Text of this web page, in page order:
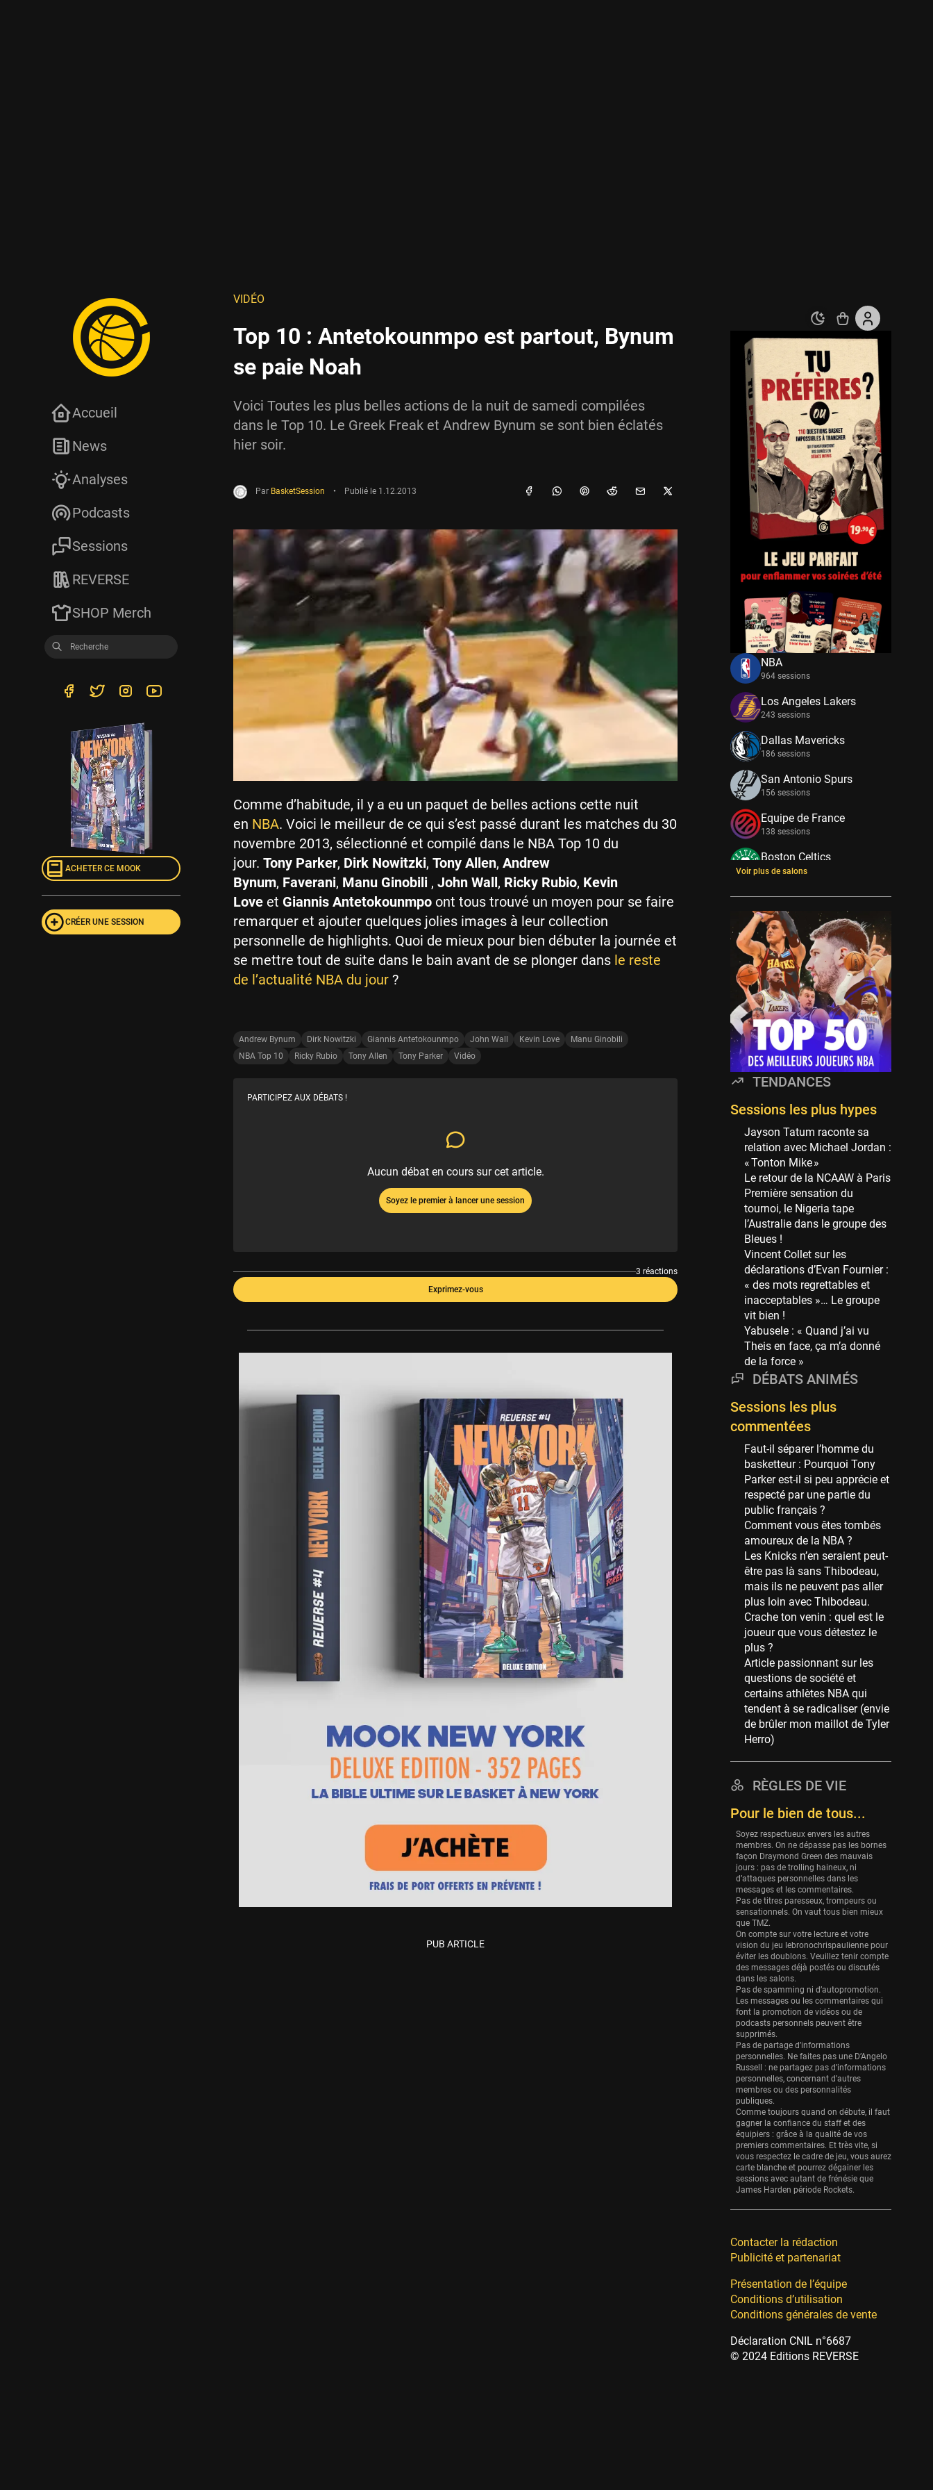
VIDÉO
Top 10 : Antetokounmpo est partout, Bynum
se paie Noah
Voici Toutes les plus belles actions de la nuit de samedi compilées
dans le Top 10. Le Greek Freak et Andrew Bynum se sont bien éclatés
hier soir.
Par BasketSession • Publié le 1.12.2013
Comme d’habitude, il y a eu un paquet de belles actions cette nuit
en NBA. Voici le meilleur de ce qui s’est passé durant les matches du 30
novembre 2013, sélectionné et compilé dans le NBA Top 10 du
jour. Tony Parker, Dirk Nowitzki, Tony Allen, Andrew
Bynum, Faverani, Manu Ginobili , John Wall, Ricky Rubio, Kevin
Love et Giannis Antetokounmpo ont tous trouvé un moyen pour se faire
remarquer et ajouter quelques jolies images à leur collection
personnelle de highlights. Quoi de mieux pour bien débuter la journée et
se mettre tout de suite dans le bain avant de se plonger dans le reste
de l’actualité NBA du jour ?
Andrew Bynum Dirk Nowitzki Giannis Antetokounmpo John Wall Kevin Love
Manu Ginobili
NBA Top 10
Ricky Rubio Tony Allen Tony Parker Vidéo
PARTICIPEZ AUX DÉBATS !
Aucun débat en cours sur cet article.
Soyez le premier à lancer une session
3 réactions
Exprimez-vous
PUB ARTICLE
Accueil
News
Analyses
Podcasts
Sessions
REVERSE
SHOP Merch
ACHETER CE MOOK
CRÉER UNE SESSION
NBA
964 sessions
Los Angeles Lakers
243 sessions
Dallas Mavericks
186 sessions
San Antonio Spurs
156 sessions
Equipe de France
138 sessions
Boston Celtics
133 sessions
New York Knicks
114 sessions
Minnesota Timberwolves
114 sessions
Golden State Warriors
113 sessions
Denver Nuggets
106 sessions
WNBA
97 sessions
Philadelphia Sixers
89 sessions
Milwaukee Bucks
82 sessions
Hoop Culture
73 sessions
Oklahoma City Thunder
69 sessions
Phoenix Suns
69 sessions
Miami Heat
63 sessions
Los Angeles Clippers
61 sessions
Indiana Pacers
53 sessions
New Orleans Pelicans
52 sessions
Atlanta Hawks
45 sessions
Chicago Bulls
41 sessions
Memphis Grizzlies
39 sessions
Cleveland Cavaliers
Orlando Magic
36 sessions
Euroleague
34 sessions
Charlotte Hornets
32 sessions
Washington Wizards
Portland Trail Blazers
27 sessions
Eurobasket
25 sessions
Detroit Pistons
25 sessions
Brooklyn Nets
24 sessions
Sacramento Kings
24 sessions
Utah Jazz
22 sessions
Toronto Raptors
18 sessions
REVERSE
11 sessions
Bleues
0 sessions
Voir plus de salons
TENDANCES
Sessions les plus hypes
Jayson Tatum raconte sa
relation avec Michael Jordan :
« Tonton Mike »
Le retour de la NCAAW à Paris
Première sensation du
tournoi, le Nigeria tape
l’Australie dans le groupe des
Bleues !
Vincent Collet sur les
déclarations d’Evan Fournier :
« des mots regrettables et
inacceptables »… Le groupe
vit bien !
Yabusele : « Quand j’ai vu
Theis en face, ça m’a donné
de la force »
DÉBATS ANIMÉS
Sessions les plus
commentées
Faut-il séparer l’homme du
basketteur : Pourquoi Tony
Parker est-il si peu apprécie et
respecté par une partie du
public français ?
Comment vous êtes tombés
amoureux de la NBA ?
Les Knicks n’en seraient peut-
être pas là sans Thibodeau,
mais ils ne peuvent pas aller
plus loin avec Thibodeau.
Crache ton venin : quel est le
joueur que vous détestez le
plus ?
Article passionnant sur les
questions de société et
certains athlètes NBA qui
tendent à se radicaliser (envie
de brûler mon maillot de Tyler
Herro)
RÈGLES DE VIE
Pour le bien de tous...
Soyez respectueux envers les autres
membres. On ne dépasse pas les bornes
façon Draymond Green des mauvais
jours : pas de trolling haineux, ni
d’attaques personnelles dans les
messages et les commentaires.
Pas de titres paresseux, trompeurs ou
sensationnels. On vaut tous bien mieux
que TMZ.
On compte sur votre lecture et votre
vision du jeu lebronochrispaulienne pour
éviter les doublons. Veuillez tenir compte
des messages déjà postés ou discutés
dans les salons.
Pas de spamming ni d’autopromotion.
Les messages ou les commentaires qui
font la promotion de vidéos ou de
podcasts personnels peuvent être
supprimés.
Pas de partage d’informations
personnelles. Ne faites pas une D’Angelo
Russell : ne partagez pas d’informations
personnelles, concernant d’autres
membres ou des personnalités
publiques.
Comme toujours quand on débute, il faut
gagner la confiance du staff et des
équipiers : grâce à la qualité de vos
premiers commentaires. Et très vite, si
vous respectez le cadre de jeu, vous aurez
carte blanche et pourrez dégainer les
sessions avec autant de frénésie que
James Harden période Rockets.
Contacter la rédaction
Publicité et partenariat
Présentation de l’équipe
Conditions d’utilisation
Conditions générales de vente
Déclaration CNIL n°6687
© 2024 Editions REVERSE